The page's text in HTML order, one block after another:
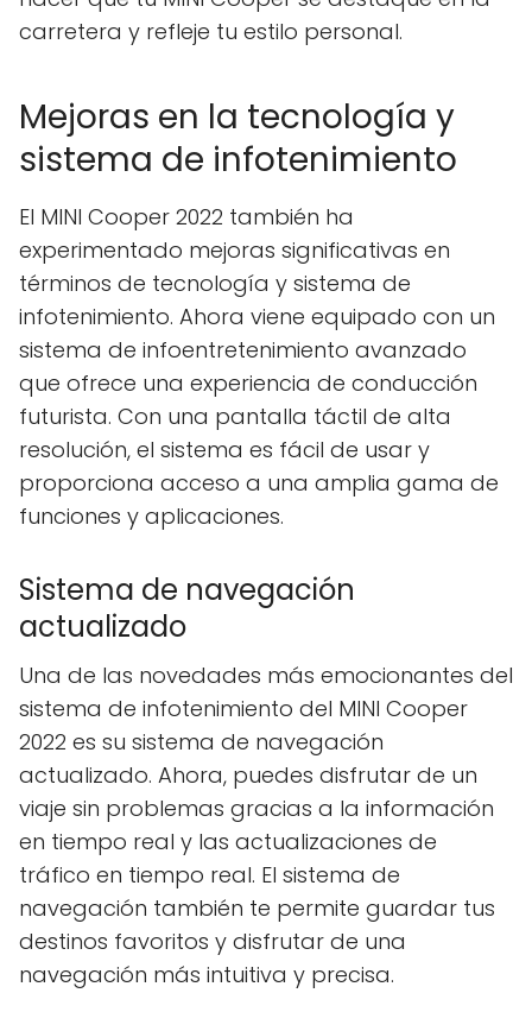
carretera y refleje tu estilo personal.
Mejoras en la tecnología y
sistema de infotenimiento
El MINI Cooper 2022 también ha
experimentado mejoras significativas en
términos de tecnología y sistema de
infotenimiento. Ahora viene equipado con un
sistema de infoentretenimiento avanzado
que ofrece una experiencia de conducción
futurista. Con una pantalla táctil de alta
resolución, el sistema es fácil de usar y
proporciona acceso a una amplia gama de
funciones y aplicaciones.
Sistema de navegación
actualizado
Una de las novedades más emocionantes del
sistema de infotenimiento del MINI Cooper
2022 es su sistema de navegación
actualizado. Ahora, puedes disfrutar de un
viaje sin problemas gracias a la información
en tiempo real y las actualizaciones de
tráfico en tiempo real. El sistema de
navegación también te permite guardar tus
destinos favoritos y disfrutar de una
navegación más intuitiva y precisa.